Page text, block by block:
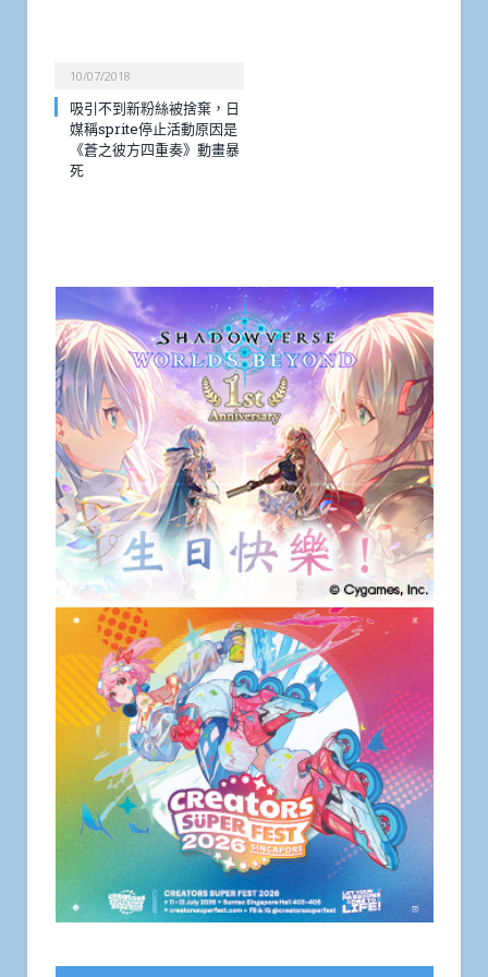
10/07/2018
吸引不到新粉絲被捨棄，日
媒稱sprite停止活動原因是
《蒼之彼方四重奏》動畫暴
死